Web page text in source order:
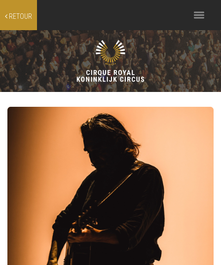
RETOUR
Toggle
navigation